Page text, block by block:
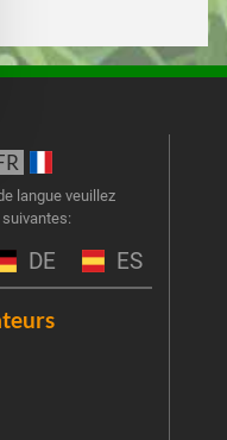
langue veuillez
DE ES